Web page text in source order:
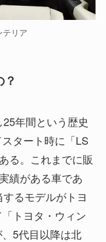
リア
年間という歴史
タート時に「LS
る。これまでに販
績がある車であ
るモデルがトヨ
トヨタ・ウィン
5代目以降は北